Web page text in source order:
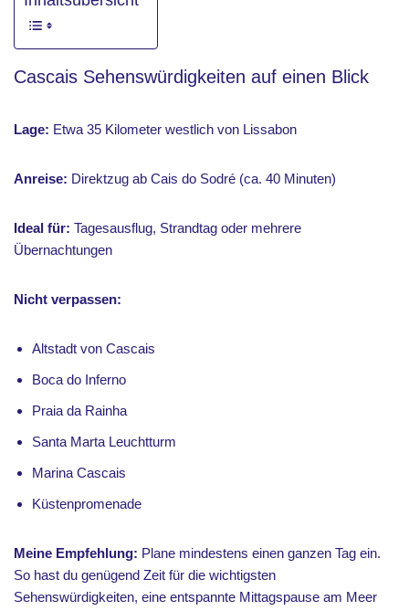
Cascais Sehenswürdigkeiten auf einen Blick
Lage: Etwa 35 Kilometer westlich von Lissabon
Anreise: Direktzug ab Cais do Sodré (ca. 40 Minuten)
Ideal für: Tagesausflug, Strandtag oder mehrere
Übernachtungen
Nicht verpassen:
Altstadt von Cascais
Boca do Inferno
Praia da Rainha
Santa Marta Leuchtturm
Marina Cascais
Küstenpromenade
Meine Empfehlung: Plane mindestens einen ganzen Tag ein.
So hast du genügend Zeit für die wichtigsten
Sehenswürdigkeiten, eine entspannte Mittagspause am Meer